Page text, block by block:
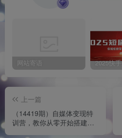
网站寄语
上一篇
（14419期）自媒体变现特
训营，教你从零开始搭建自